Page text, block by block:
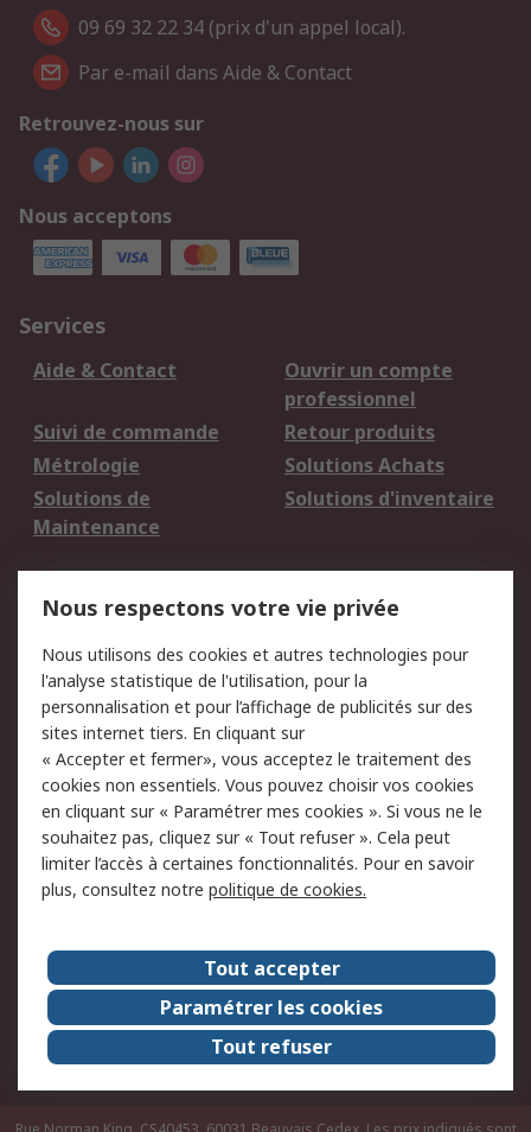
09 69 32 22 34 (prix d'un appel local).
Par e-mail dans Aide & Contact
Retrouvez-nous sur
Nous acceptons
Services
Aide & Contact
Ouvrir un compte
professionnel
Suivi de commande
Retour produits
Métrologie
Solutions Achats
Solutions de
Maintenance
Solutions d'inventaire
du site
Politique de protection
des données - Mise à
jour
Sécurité des E-mails
Conditions générales
de vente
Politique anti-
corruption
Campagnes marketing
A propos de RS
A propos de RS France
Evénements
Le groupe RS Group Plc
Presse
RS dans le monde
Démarche RSE
Nous rejoindre
RS Particuliers
Nous respectons votre vie privée
Nous utilisons des cookies et autres technologies pour
l'analyse statistique de l'utilisation, pour la
personnalisation et pour l’affichage de publicités sur des
sites internet tiers. En cliquant sur
« Accepter et fermer», vous acceptez le traitement des
cookies non essentiels. Vous pouvez choisir vos cookies
en cliquant sur « Paramétrer mes cookies ». Si vous ne le
souhaitez pas, cliquez sur « Tout refuser ». Cela peut
limiter l’accès à certaines fonctionnalités. Pour en savoir
plus, consultez notre politique de cookies.
Tout accepter
Paramétrer les cookies
Tout refuser